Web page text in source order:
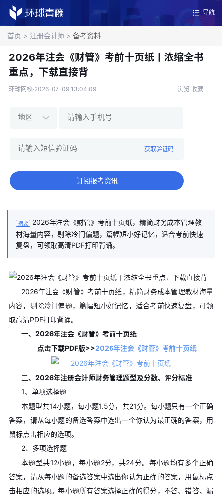
导航
首页 > 注册会计师 > 备考资料
2026年注会《财管》考前十页纸丨浓缩全书
重点，下载直接背
环球网校·2026-07-09 13:04:09 浏览 收藏
获取验证码
订阅报考资讯
摘要
2026年注会《财管》考前十页纸，精简财务成本管理教
材海量内容，剔除冷门偏题，篇幅短小好记忆，适合考前快速
复盘，可领取高清PDF打印背诵。
2026年注会《财管》考前十页纸，精简财务成本管理教材海量
内容，剔除冷门偏题，篇幅短小好记忆，适合考前快速复盘，可领
取高清PDF打印背诵。
一、2026年注会《财管》考前十页纸
点击下载PDF版>>2026年注会《财管》考前十页纸
二、2026年注册会计师财务管理题型及分数、评分标准
1、单项选择题
本题型共14小题，每小题1.5分，共21分。每小题只有一个正确
答案，请从每小题的备选答案中选出一个你认为最正确的答案，用
鼠标点击相应的选项。
2、多项选择题
本题型共12小题，每小题2分，共24分。每小题均有多个正确
答案，请从每小题的备选答案中选出你认为正确的答案，用鼠标点
击相应的选项。每小题所有答案选择正确的得分，不答、错答、漏